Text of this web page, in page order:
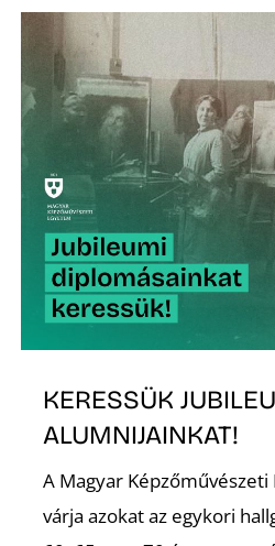
KERESSÜK
ALUMNIJAINKAT!
A Magyar
várja azokat az egykori